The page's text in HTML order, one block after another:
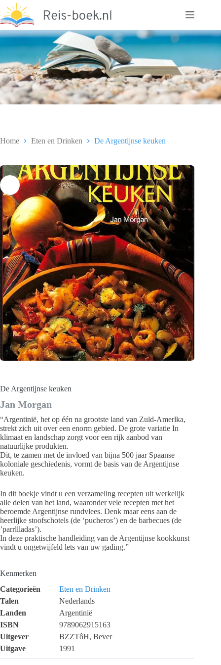
naar
de
inhoud
Home Eten en Drinken De Argentijnse keuken
De Argentijnse keuken
Jan Morgan
“Argentinië, het op één na grootste land van Zuld-Amerlka,
strekt zich uit over een enorm gebied. De grote variatie In
klimaat en landschap zorgt voor een rijk aanbod van
natuurlijke produkten.
Dit, te zamen met de invloed van bijna 500 jaar Spaanse
koloniale geschiedenis, vormt de basis van de Argentijnse
keuken.
In dit boekje vindt u een verzameling recepten uit werkelijk
alle delen van het land, waaronder vele recepten met het
beroemde Argentijnse rundvlees. Denk maar eens aan de
heerlijke stoofschotels (de ‘pucheros’) en de barbecues (de
’parrllladas’).
In deze praktische handleiding van de Argentijnse kookkunst
vindt u ongetwijfeld lets van uw gading.”
Kenmerken
Categorieën
Eten en Drinken
Talen
Nederlands
Landen
Argentinië
ISBN
9789062915163
Uitgever
BZZTôH, Bever
Uitgave
1991